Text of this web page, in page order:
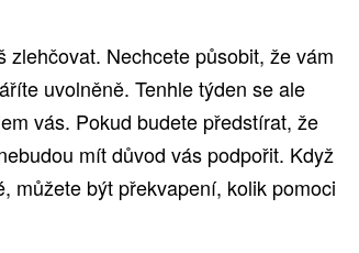
Nechcete působit, že vám
uvolněně. Tenhle týden se ale
vás. Pokud budete předstírat, že
mít důvod vás podpořit. Když
můžete být překvapení, kolik pomoci